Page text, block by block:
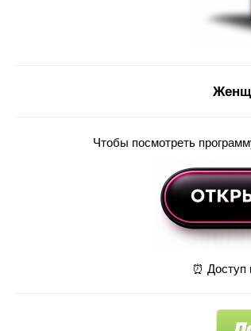
Чтобы посмотреть
⏰ Доступ